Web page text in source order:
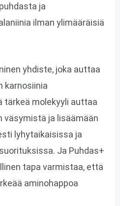
ja
ilman ylimääräisiä
yhdiste, joka auttaa
karnosiinia
tärkeä molekyyli auttaa
väsymistä ja lisäämään
lyhytaikaisissa ja
Ja Puhdas+
tapa varmistaa, että
aminohappoa